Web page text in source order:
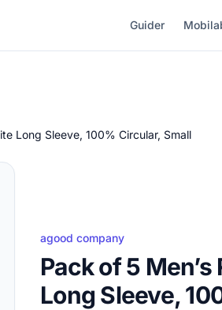
Guider
Long Sleeve, 100% Circular, Small
agood company
Pack of 5
Long Sleeve,